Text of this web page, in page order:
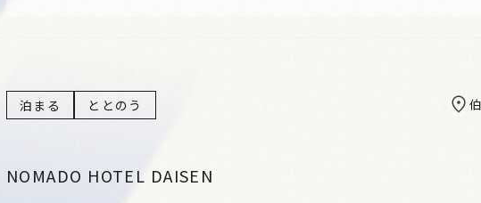
泊まる ととのう
NOMADO HOTEL DAISEN